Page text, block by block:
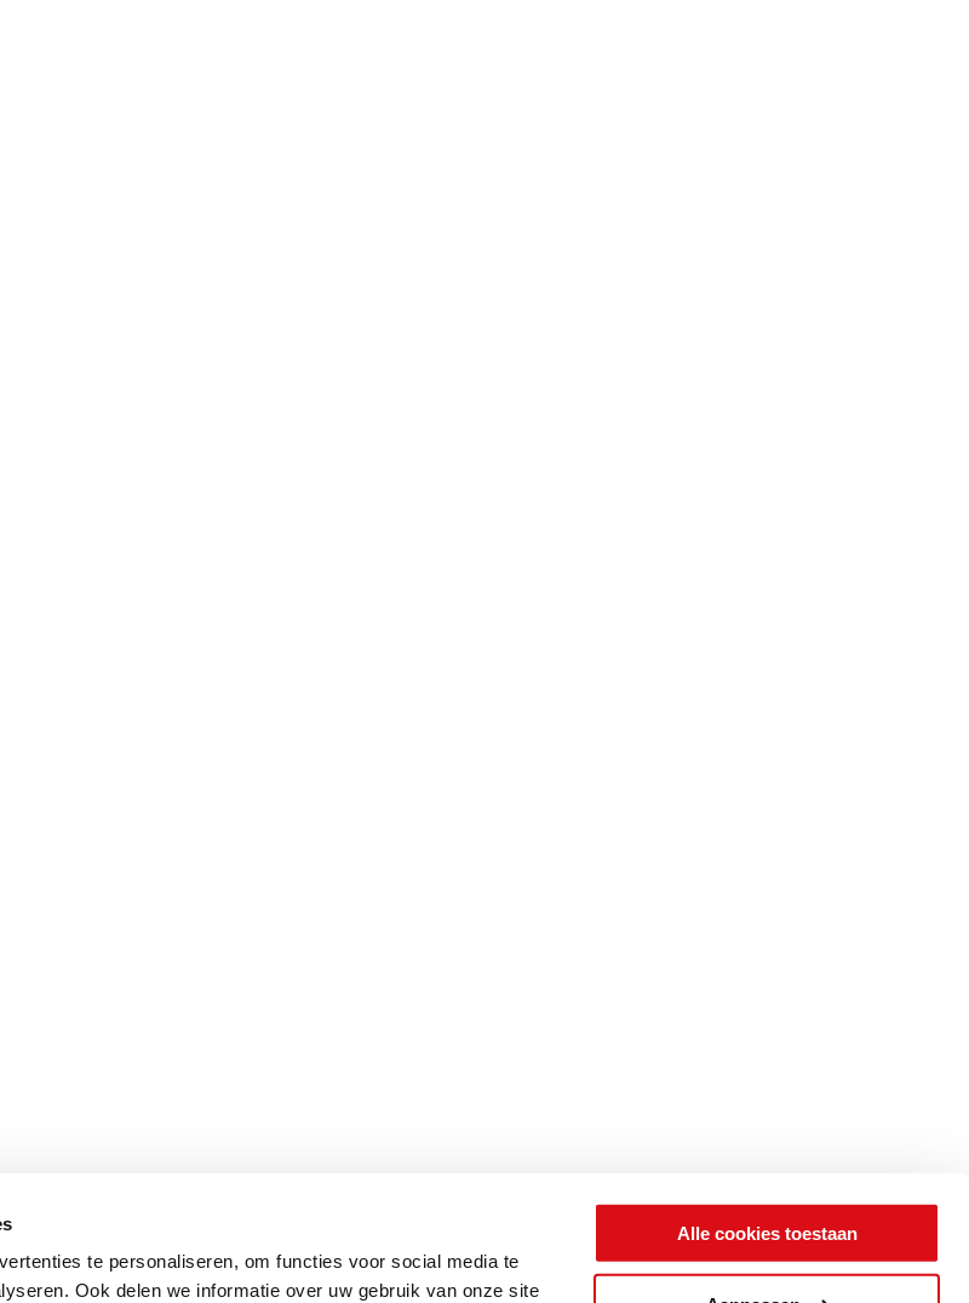
te personaliseren, om functies voor social media te
Ook delen we informatie over uw gebruik van onze site
Alle cookies toestaan